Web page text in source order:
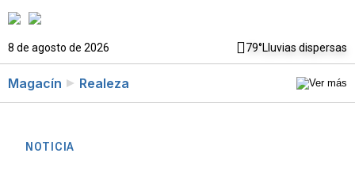
8 de agosto de 2026 79°Lluvias dispersas
Magacín Realeza
NOTICIA